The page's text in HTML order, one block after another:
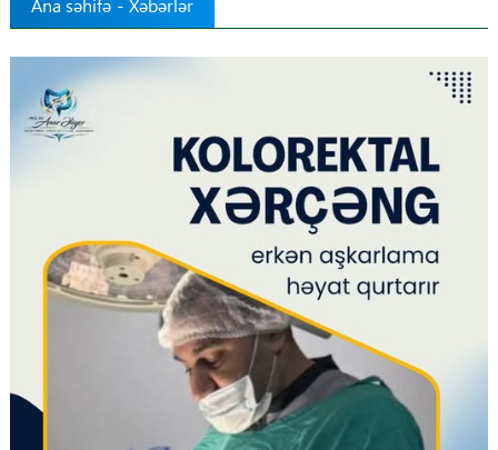
Ana səhifə - Xəbərlər
Regionlar
Tibbi maarifləndirmə